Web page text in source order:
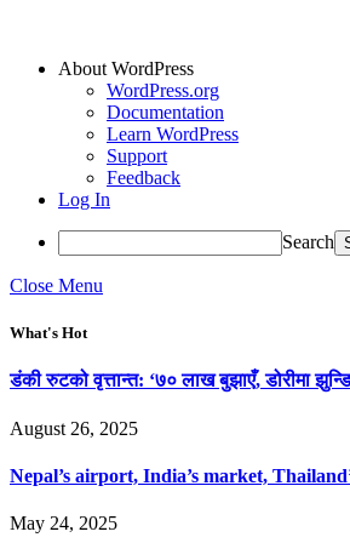
About WordPress
WordPress.org
Documentation
Learn WordPress
Support
Feedback
Log In
Search
Close Menu
What's Hot
डंकी रुटको वृत्तान्त: ‘७० लाख बुझाएँ, डोरीमा
August 26, 2025
Nepal’s airport, India’s market,
May 24, 2025